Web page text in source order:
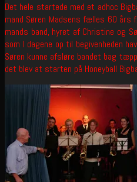
Det hele startede med et adhoc
mand Søren Madsens fælles 60 års
mands band, hyret af Christine og
som I dagene op til begivenheden
Søren kunne afsløre bandet bag
det blev at starten på Honeyball